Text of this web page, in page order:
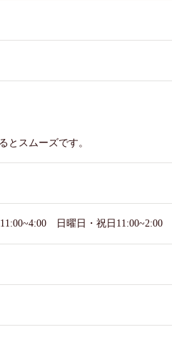
とスムーズです。
日曜日・祝日11:00~2:00